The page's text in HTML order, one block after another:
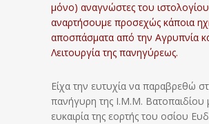
μόνο) αναγνώστες του
αναρτήσουμε προσεχώς κάποια
αποσπάσματα από την Αγρυπνία
Λειτουργία της πανηγύρεως.
Είχα την ευτυχία να παραβρεθώ
πανήγυρη της Ι.Μ.Μ. Βατοπαιδίου
ευκαιρία της εορτής του οσίου